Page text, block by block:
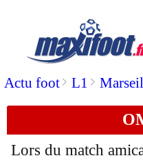
Actu foot> L1 >
Lors du match
:
10/08 Man City:
10/08 PSG: